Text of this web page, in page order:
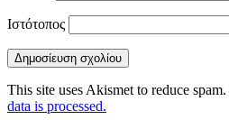
Ιστότοπος
This site uses Akismet to reduce spam.
data is processed.